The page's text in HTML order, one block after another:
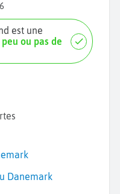
peu ou pas de
Danemark